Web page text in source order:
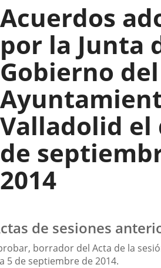
Acuerdos
por la Junta
Gobierno del
Valladolid el
de
2014
de sesiones
borrador del Acta de la
5 de septiembre de 2014.